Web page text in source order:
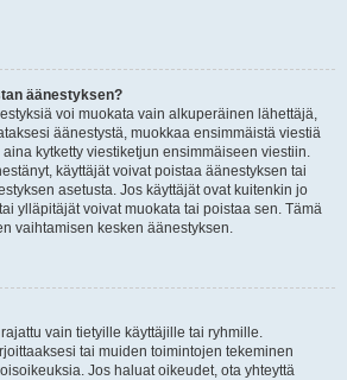
äänestyksen?
voi muokata vain alkuperäinen lähettäjä,
äänestystä, muokkaa ensimmäistä viestiä
kytketty viestiketjun ensimmäiseen viestiin.
käyttäjät voivat poistaa äänestyksen tai
asetusta. Jos käyttäjät ovat kuitenkin jo
ylläpitäjät voivat muokata tai poistaa sen. Tämä
vaihtamisen kesken äänestyksen.
vain tietyille käyttäjille tai ryhmille.
tai muiden toimintojen tekeminen
Jos haluat oikeudet, ota yhteyttä